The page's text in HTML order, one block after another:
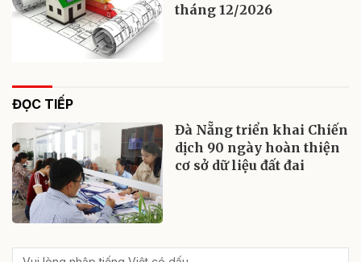
tháng 12/2026
ĐỌC TIẾP
Đà Nẵng triển khai Chiến
dịch 90 ngày hoàn thiện
cơ sở dữ liệu đất đai